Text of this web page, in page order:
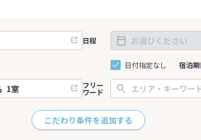
日程
日付指定なし 宿泊
フリー
ワード
こだわり条件を追加する